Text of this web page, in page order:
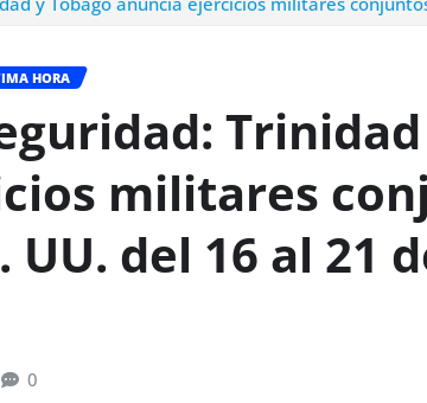
HORA
militares
UU. del 16 al 21
0